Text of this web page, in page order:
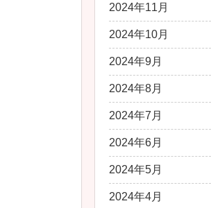
2024年11月
2024年10月
2024年9月
2024年8月
2024年7月
2024年6月
2024年5月
2024年4月